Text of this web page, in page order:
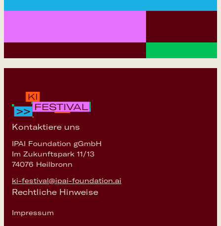
Kontaktiere uns
IPAI Foundation gGmbH
Im Zukunftspark 11/13
74076 Heilbronn
ki-festival@ipai-foundation.ai
Rechtliche Hinweise
Impressum